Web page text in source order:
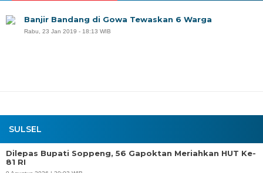
SULSEL
Dilepas Bupati Soppeng, 56 Gapoktan Meriahkan HUT Ke-
81 RI
Banjir Bandang di Gowa Tewaskan 6 Warga
Rabu, 23 Jan 2019 - 18:13 WIB